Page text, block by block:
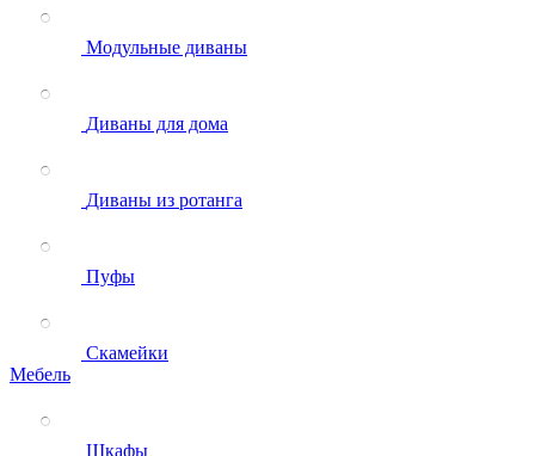
Модульные диваны
Диваны для дома
Диваны из ротанга
Пуфы
Скамейки
Мебель
Шкафы